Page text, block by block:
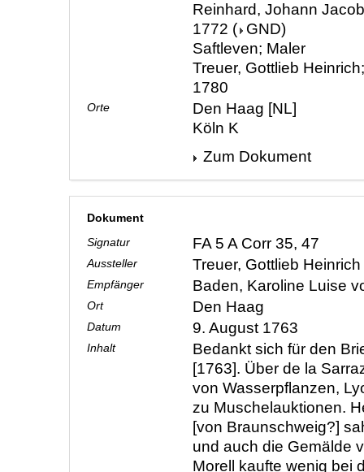
Reinhard, Johann
1772 ( GND)
Saftleven; Maler
Treuer, Gottlieb
1780
Orte
Den Haag [NL]
Köln K
Zum Dokument
Dokument
Signatur
FA 5 A Corr 35, 47
Aussteller Treuer, Gottlieb Heinrich
Empfänger Baden, Karoline Luise
Ort Den Haag
Datum 9. August 1763
Inhalt
Bedankt sich für den
[1763]. Über de la
von Wasserpflanzen,
zu Muschelauktionen.
[von Braunschweig?]
und auch die Gemälde
Morell kaufte wenig bei